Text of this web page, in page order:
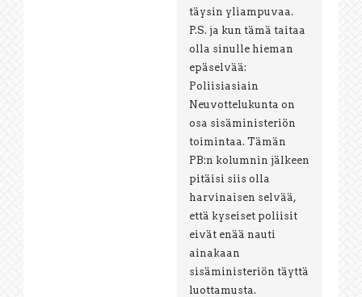
täysin yliampuvaa.
P.S. ja kun tämä taitaa
olla sinulle hieman
epäselvää:
Poliisiasiain
Neuvottelukunta on
osa sisäministeriön
toimintaa. Tämän
PB:n kolumnin jälkeen
pitäisi siis olla
harvinaisen selvää,
että kyseiset poliisit
eivät enää nauti
ainakaan
sisäministeriön täyttä
luottamusta.